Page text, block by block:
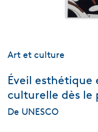
Art et culture
Éveil
culturelle dès le
De UNESCO